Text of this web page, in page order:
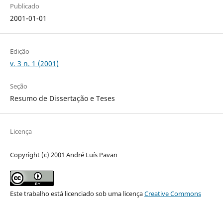
Publicado
2001-01-01
Edição
v. 3 n. 1 (2001)
Seção
Resumo de Dissertação e Teses
Licença
Copyright (c) 2001 André Luís Pavan
Este trabalho está licenciado sob uma licençaCreative Commons